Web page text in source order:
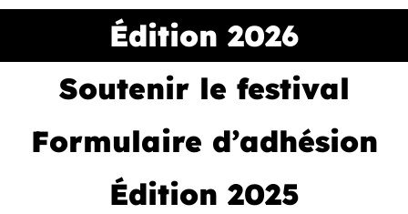
Édition 2026
Soutenir le festival
Formulaire d’adhésion
Édition 2025